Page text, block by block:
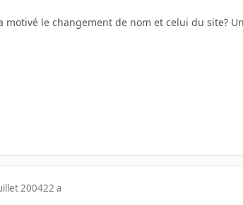
motivé le changement de nom et celui du site?
200422 a